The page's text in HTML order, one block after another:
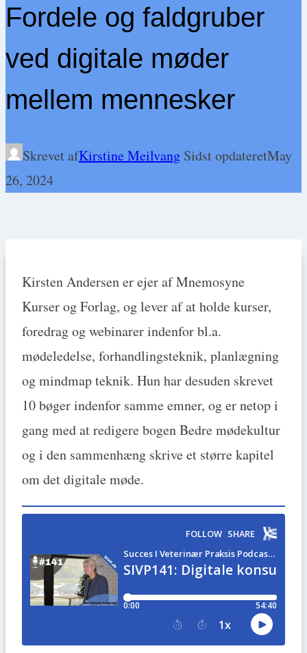
Fordele og faldgruber
ved digitale møder
mellem mennesker
Skrevet afKirstine Meilvang Sidst opdateretMay
26, 2024
Kirsten Andersen er ejer af Mnemosyne
Kurser og Forlag, og lever af at holde kurser,
foredrag og webinarer indenfor bl.a.
mødeledelse, forhandlingsteknik, planlægning
og mindmap teknik. Hun har desuden skrevet
10 bøger indenfor samme emner, og er netop i
gang med at redigere bogen Bedre mødekultur
og i den sammenhæng skrive et større kapitel
om det digitale møde.